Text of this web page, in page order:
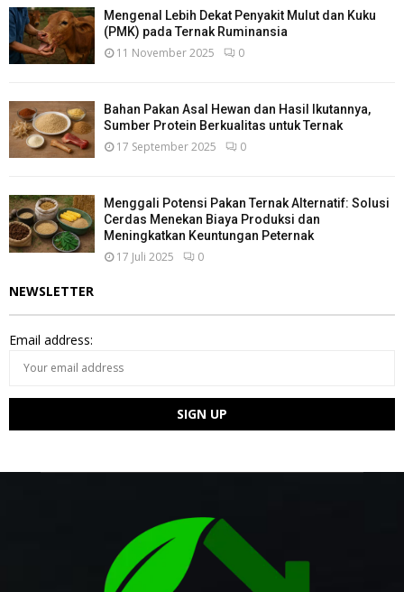
Mengenal Lebih Dekat Penyakit Mulut dan Kuku
(PMK) pada Ternak Ruminansia
11 November 2025 0
Bahan Pakan Asal Hewan dan Hasil Ikutannya,
Sumber Protein Berkualitas untuk Ternak
17 September 2025 0
Menggali Potensi Pakan Ternak Alternatif: Solusi
Cerdas Menekan Biaya Produksi dan
Meningkatkan Keuntungan Peternak
17 Juli 2025 0
NEWSLETTER
Email address: